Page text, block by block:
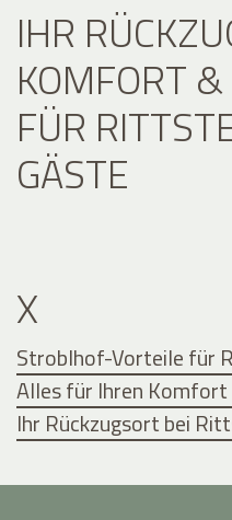
IHR
KOMFORT
FÜR
GÄSTE
X
Stroblhof-Vorteile für
Alles für Ihren Komfort
Ihr Rückzugsort bei